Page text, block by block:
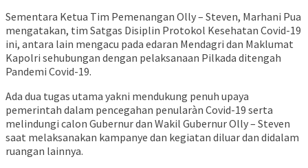
Sementara Ketua Tim Pemenangan Olly – Steven, Marhani Pua
mengatakan, tim Satgas Disiplin Protokol Kesehatan Covid-19
ini, antara lain mengacu pada edaran Mendagri dan Maklumat
Kapolri sehubungan dengan pelaksanaan Pilkada ditengah
Pandemi Covid-19.
Ada dua tugas utama yakni mendukung penuh upaya
pemerintah dalam pencegahan penularàn Covid-19 serta
melindungi calon Gubernur dan Wakil Gubernur Olly – Steven
saat melaksanakan kampanye dan kegiatan diluar dan didalam
ruangan lainnya.